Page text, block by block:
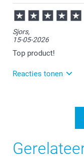
21-05-2026
12:02
Bedankt voor
plezier ervan!
Sjors,
15-05-2026
Top product!
Reacties tonen
Veel plezier